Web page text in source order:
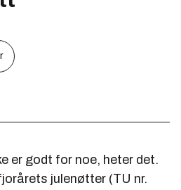
er godt for noe, heter det.
julenøtter (TU nr.